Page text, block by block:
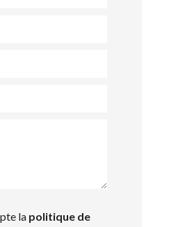
la politique de